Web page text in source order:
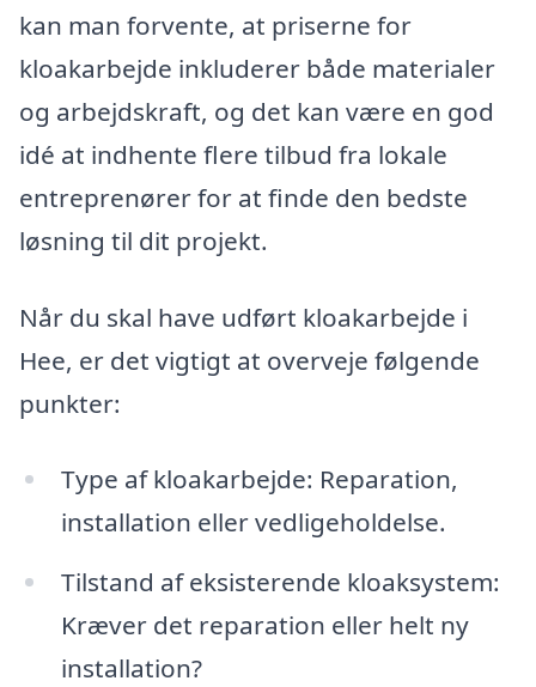
kan man forvente, at priserne for
kloakarbejde inkluderer både materialer
og arbejdskraft, og det kan være en god
idé at indhente flere tilbud fra lokale
entreprenører for at finde den bedste
løsning til dit projekt.
Når du skal have udført kloakarbejde i
Hee, er det vigtigt at overveje følgende
punkter:
Type af kloakarbejde: Reparation,
installation eller vedligeholdelse.
Tilstand af eksisterende kloaksystem:
Kræver det reparation eller helt ny
installation?